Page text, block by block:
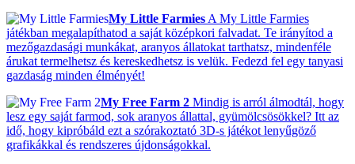
My Little Farmies A My Little Farmies
játékban megalapíthatod a saját középkori falvadat. Te irányítod a
mezőgazdasági munkákat, aranyos állatokat tarthatsz, mindenféle
árukat termelhetsz és kereskedhetsz is velük. Fedezd fel egy tanyasi
gazdaság minden élményét!
My Free Farm 2 Mindig is arról álmodtál, hogy
lesz egy saját farmod, sok aranyos állattal, gyümölcsösökkel? Itt az
idő, hogy kipróbáld ezt a szórakoztató 3D-s játékot lenyűgöző
grafikákkal és rendszeres újdonságokkal.